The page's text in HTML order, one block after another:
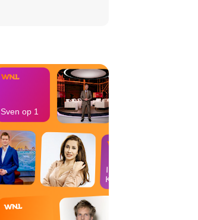
In de
Kantine
Sven op 1